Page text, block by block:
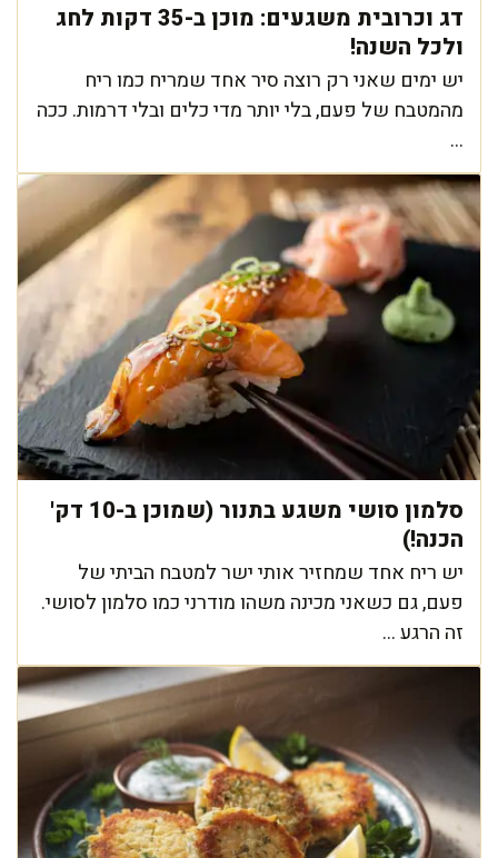
דג וכרובית משגעים: מוכן ב-35 דקות לחג
ולכל השנה!
יש ימים שאני רק רוצה סיר אחד שמריח כמו ריח
מהמטבח של פעם, בלי יותר מדי כלים ובלי דרמות. ככה
...
סלמון סושי משגע בתנור (שמוכן ב-10 דק'
הכנה!)
יש ריח אחד שמחזיר אותי ישר למטבח הביתי של
פעם, גם כשאני מכינה משהו מודרני כמו סלמון לסושי.
זה הרגע ...